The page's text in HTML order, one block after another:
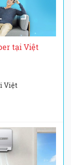
tại Việt
Việt